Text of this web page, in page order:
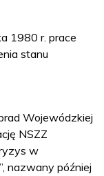
1980 r. prace
stanu
Wojewódzkiej
NSZZ
w
nazwany później